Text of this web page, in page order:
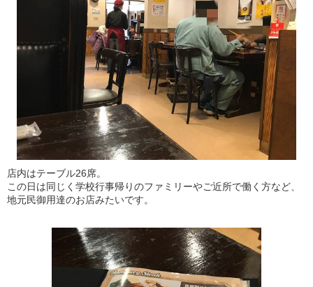
店内はテーブル26席。
この日は同じく学校行事帰りのファミリーやご近所で働く方など、
地元民御用達のお店みたいです。